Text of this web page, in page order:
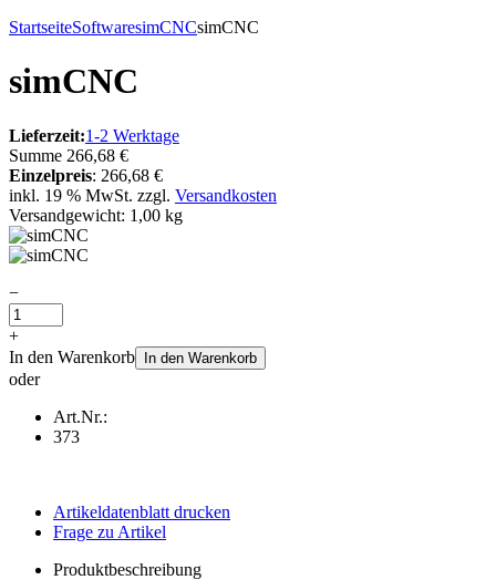
StartseiteSoftwaresimCNCsimCNC
simCNC
Lieferzeit:1-2 Werktage
Summe 266,68 €
Einzelpreis: 266,68 €
inkl. 19 % MwSt. zzgl. Versandkosten
Versandgewicht: 1,00 kg
−
+
In den Warenkorb
In den Warenkorb
oder
Art.Nr.:
373
Artikeldatenblatt drucken
Frage zu Artikel
Produktbeschreibung